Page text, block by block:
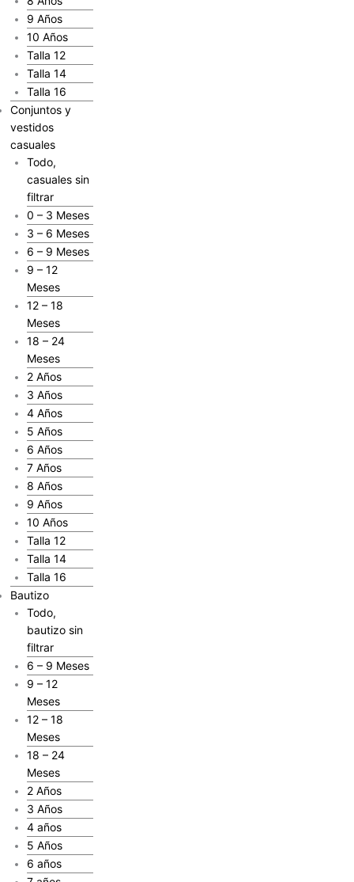
9 Años
10 Años
Talla 12
Talla 14
Talla 16
Conjuntos y
vestidos
casuales
Todo,
casuales sin
filtrar
0 – 3 Meses
3 – 6 Meses
6 – 9 Meses
9 – 12
Meses
12 – 18
Meses
18 – 24
Meses
2 Años
3 Años
4 Años
5 Años
6 Años
7 Años
8 Años
9 Años
10 Años
Talla 12
Talla 14
Talla 16
Bautizo
Todo,
bautizo sin
filtrar
6 – 9 Meses
9 – 12
Meses
12 – 18
Meses
18 – 24
Meses
2 Años
3 Años
4 años
5 Años
6 años